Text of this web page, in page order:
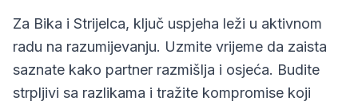
Za Bika i Strijelca, ključ uspjeha leži u aktivnom
radu na razumijevanju. Uzmite vrijeme da zaista
saznate kako partner razmišlja i osjeća. Budite
strpljivi sa razlikama i tražite kompromise koji